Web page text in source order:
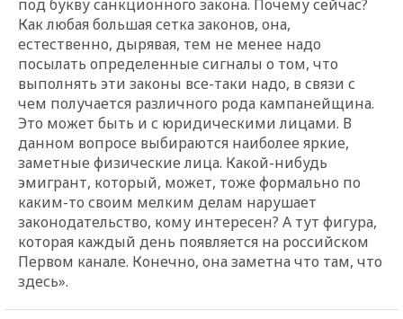
под букву санкционного закона. Почему сейчас?
Как любая большая сетка законов, она,
естественно, дырявая, тем не менее надо
посылать определенные сигналы о том, что
выполнять эти законы все-таки надо, в связи с
чем получается различного рода кампанейщина.
Это может быть и с юридическими лицами. В
данном вопросе выбираются наиболее яркие,
заметные физические лица. Какой-нибудь
эмигрант, который, может, тоже формально по
каким-то своим мелким делам нарушает
законодательство, кому интересен? А тут фигура,
которая каждый день появляется на российском
Первом канале. Конечно, она заметна что там, что
здесь».